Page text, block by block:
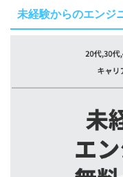
未経験からのエンジ